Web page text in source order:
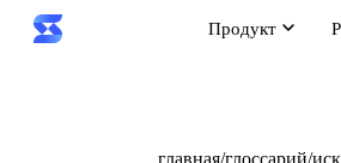
Продукт
главная/глоссарий/